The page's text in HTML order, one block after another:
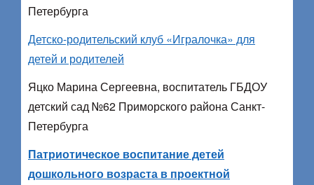
Петербурга
Детско-родительский клуб «Игралочка» для
детей и родителей
Яцко Марина Сергеевна, воспитатель ГБДОУ
детский сад №62 Приморского района Санкт-
Петербурга
Патриотическое воспитание детей
дошкольного возраста в проектной